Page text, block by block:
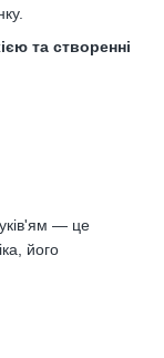
та створенні
— це
його